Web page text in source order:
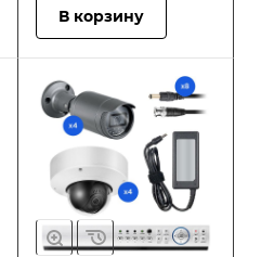
В корзину